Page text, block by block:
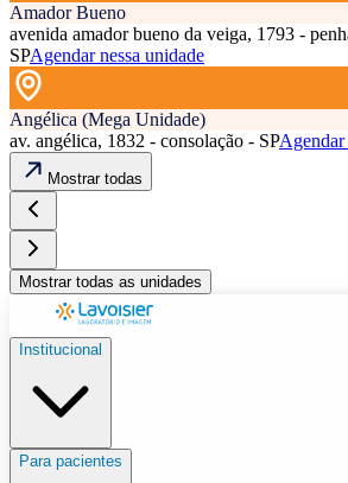
Amador Bueno
avenida amador bueno da veiga, 1793 -
SPAgendar nessa unidade
Angélica (Mega Unidade)
av. angélica, 1832 - consolação - SPAgendar
Mostrar todas
Mostrar todas as unidades
Institucional
Para pacientes